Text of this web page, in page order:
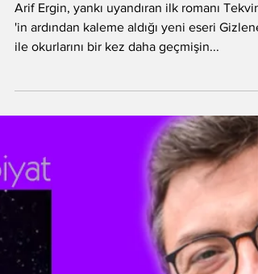
Litera
sırlar açığa çıkıyor…
Arif Ergin, yankı uyandıran ilk romanı Tekvin
'in ardından kaleme aldığı yeni eseri
ile okurlarını bir kez daha geçmişin...